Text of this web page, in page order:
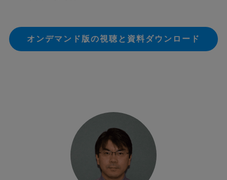
オンデマンド版の視聴と資料ダウンロード